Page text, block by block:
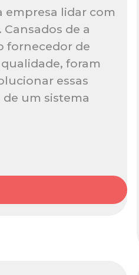
empresa lidar com
de a
fornecedor de
foram
essas
um sistema